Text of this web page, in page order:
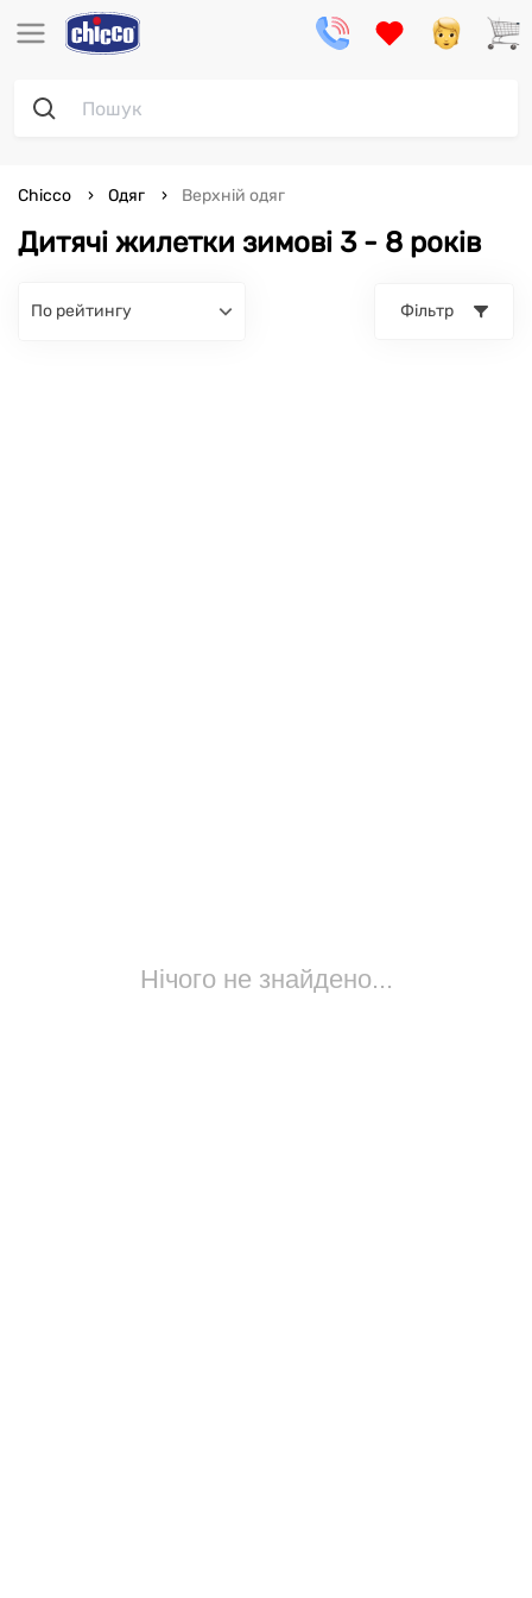
Дитячі жилетки зимові 3 - 8 років
Chicco Одяг Верхній одяг
по рейтингу Фільтр
Нічого не знайдено...